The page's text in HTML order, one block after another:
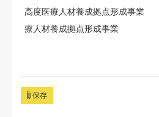
高度医療人材養成拠点形成事業
療人材養成拠点形成事業
保存